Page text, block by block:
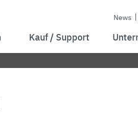
News
Kauf / Support